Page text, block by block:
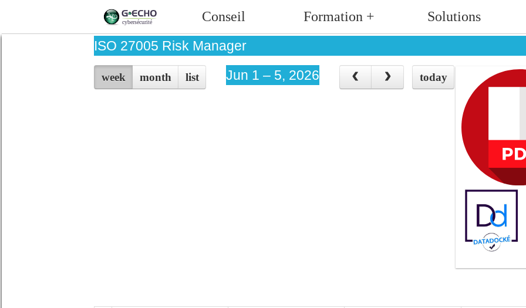
Conseil Formation + Solutions
ISO 27005 Risk Manager
week month list today
Jun 1 – 5, 2026